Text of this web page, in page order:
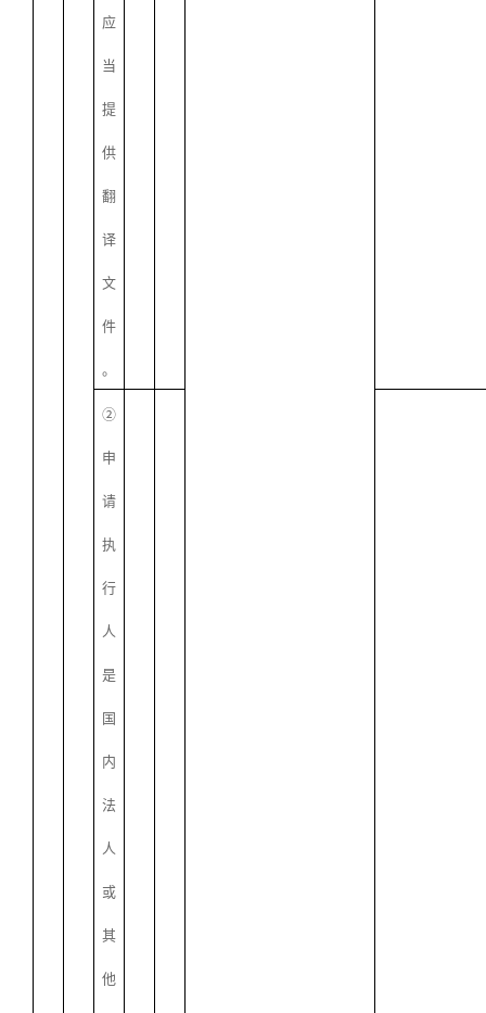
应
当
提
供
翻
译
文
件
。
②
申
请
执
行
人
是
国
内
法
人
或
其
他